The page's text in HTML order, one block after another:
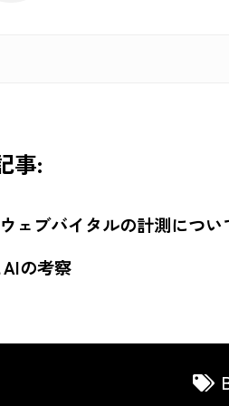
事:
ェブバイタルの計測につい
AIの考察